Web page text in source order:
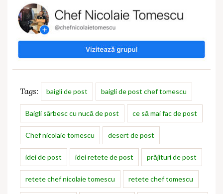
Tags: baigli de post baigli de post chef tomescu
Baigli sârbesc cu nucă de post ce să mai fac de post
Chef nicolaie tomescu desert de post
idei de post idei retete de post prăjituri de post
retete chef nicolaie tomescu retete chef tomescu